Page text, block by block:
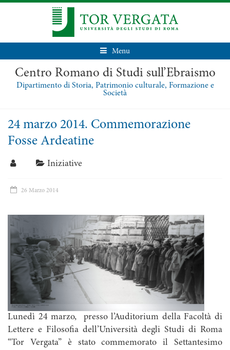
Menu
Centro Romano di Studi sull’Ebraismo
Dipartimento di Storia, Patrimonio culturale, Formazione e
Società
24 marzo 2014. Commemorazione
Fosse Ardeatine
Iniziative
26 Marzo 2014
Lunedì 24 marzo, presso l’Auditorium della Facoltà di
Lettere e Filosofia dell’Università degli Studi di Roma
“Tor Vergata” è stato commemorato il Settantesimo